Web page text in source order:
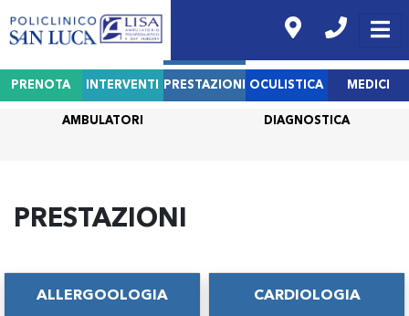
PRENOTA INTERVENTI PRESTAZIONI
AMBULATORI DIAGNOSTICA
OCULISTICA MEDICI
PRESTAZIONI
ALLERGOOLOGIA CARDIOLOGIA